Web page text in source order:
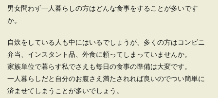
たら冷凍させよう
って...
一人暮らし向きの食べ物がある。便利
男女問わず一人暮らしの方はどんな食事をすることが多いです
か。
自炊をしている人も中にはいるでしょうが、多くの方はコンビニ
弁当、インスタント品、外食に頼ってしまっていませんか。
家族単位で暮らす私でさえも毎日の食事の準備は大変です。
一人暮らしだと自分のお腹さえ満たされれば良いのでつい簡単に
済ませてしまうことが多いでしょう。